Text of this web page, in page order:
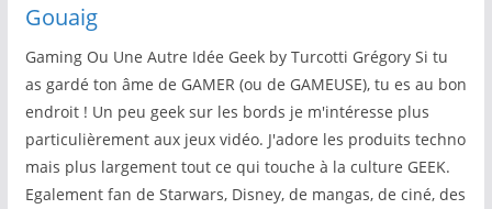
Gouaig
Gaming Ou Une Autre Idée Geek by Turcotti Grégory Si tu
as gardé ton âme de GAMER (ou de GAMEUSE), tu es au bon
endroit ! Un peu geek sur les bords je m'intéresse plus
particulièrement aux jeux vidéo. J'adore les produits techno
mais plus largement tout ce qui touche à la culture GEEK.
Egalement fan de Starwars, Disney, de mangas, de ciné, des